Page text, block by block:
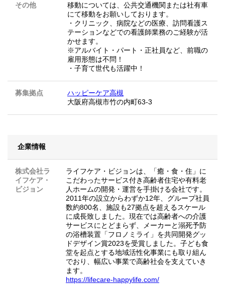
その他
移動については、公共交通機関または社有車
にて移動をお願いしております。
・クリニック、病院などの医療、訪問看護ス
テーションなどでの看護師業務のご経験が活
かせます。
※アルバイト・パート・正社員など、前職の
雇用形態は不問！
・子育て世代も活躍中！
募集拠点
ハッピーケア高槻
大阪府高槻市竹の内町63-3
企業情報
株式会社ラ
イフケア・
ビジョン
ライフケア・ビジョンは、「癒・食・住」に
こだわったサービス付き高齢者住宅や有料老
人ホームの開発・運営を手掛ける会社です。
2011年の設立からわずか12年、グループ社員
数約800名、施設も27拠点を超えるスケール
に成長致しました。現在では高齢者への介護
サービスにとどまらず、メーカーと溺死予防
の浴槽装置「フロノミライ」を共同開発グッ
ドデザイン賞2023を受賞しました。子ども食
堂を起点とする地域活性化事業にも取り組ん
でおり、幅広い事業で高齢社会を支えていき
ます。
https://lifecare-happylife.com/